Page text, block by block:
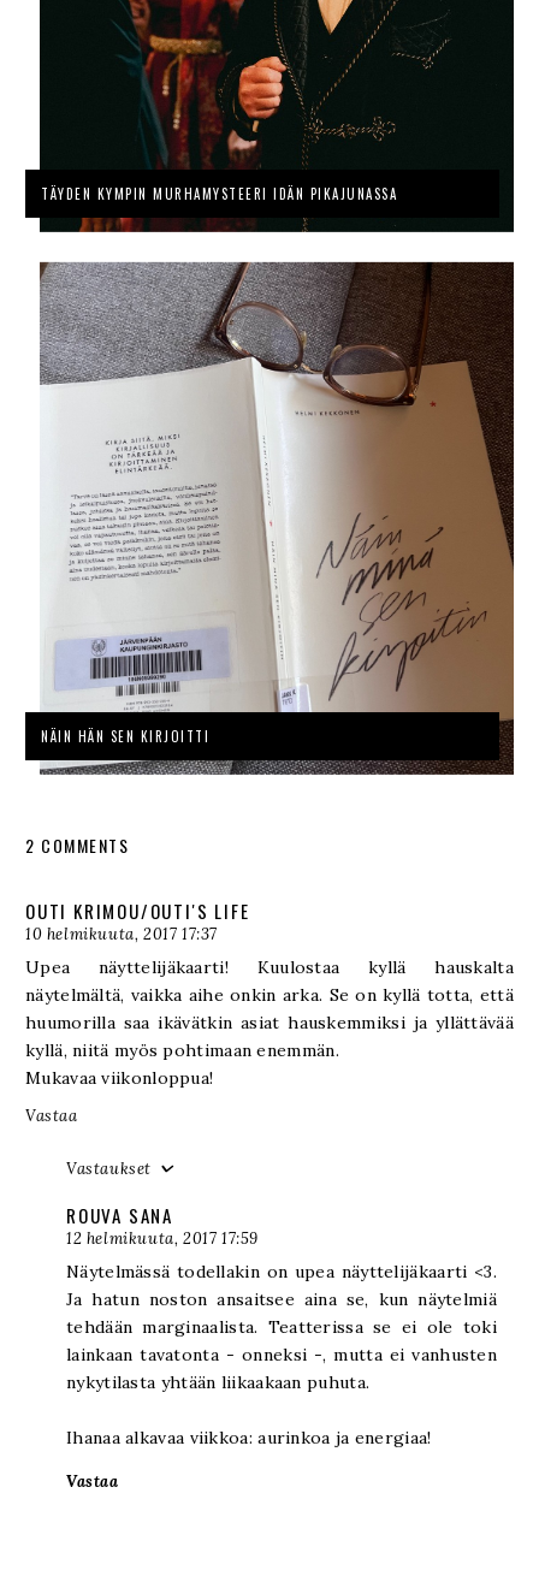
TÄYDEN KYMPIN MURHAMYSTEERI IDÄN PIKAJUNASSA
NÄIN HÄN SEN KIRJOITTI
2 COMMENTS
OUTI KRIMOU/OUTI'S LIFE
10 helmikuuta, 2017 17:37
Upea näyttelijäkaarti! Kuulostaa kyllä hauskalta
näytelmältä, vaikka aihe onkin arka. Se on kyllä totta, että
huumorilla saa ikävätkin asiat hauskemmiksi ja yllättävää
kyllä, niitä myös pohtimaan enemmän.
Mukavaa viikonloppua!
Vastaa
Vastaukset
ROUVA SANA
12 helmikuuta, 2017 17:59
Näytelmässä todellakin on upea näyttelijäkaarti <3.
Ja hatun noston ansaitsee aina se, kun näytelmiä
tehdään marginaalista. Teatterissa se ei ole toki
lainkaan tavatonta - onneksi -, mutta ei vanhusten
nykytilasta yhtään liikaakaan puhuta.
Ihanaa alkavaa viikkoa: aurinkoa ja energiaa!
Vastaa